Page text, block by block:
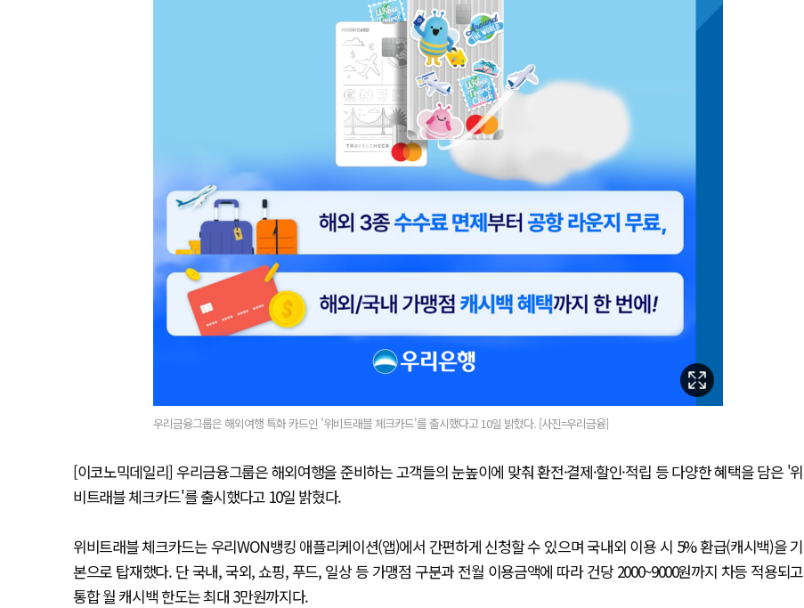
우리금융그룹은 해외여행 특화 카드인 '위비트래블 체크카드'를 출시했다고 10일 밝혔다. [사진=우리금융]
[이코노믹데일리] 우리금융그룹은 해외여행을 준비하는 고객들의 눈높이에 맞춰 환전·결제·할인·적립 등 다양한 혜택을 담은 '위
비트래블 체크카드'를 출시했다고 10일 밝혔다.
위비트래블 체크카드는 우리WON뱅킹 애플리케이션(앱)에서 간편하게 신청할 수 있으며 국내외 이용 시 5% 환급(캐시백)을 기
본으로 탑재했다. 단 국내, 국외, 쇼핑, 푸드, 일상 등 가맹점 구분과 전월 이용금액에 따라 건당 2000~9000원까지 차등 적용되고
통합 월 캐시백 한도는 최대 3만원까지다.